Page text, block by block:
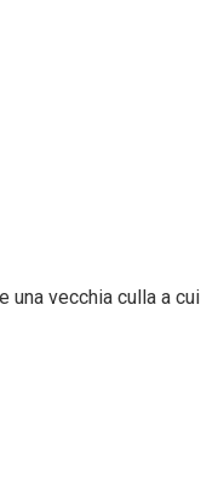
una vecchia culla a cui